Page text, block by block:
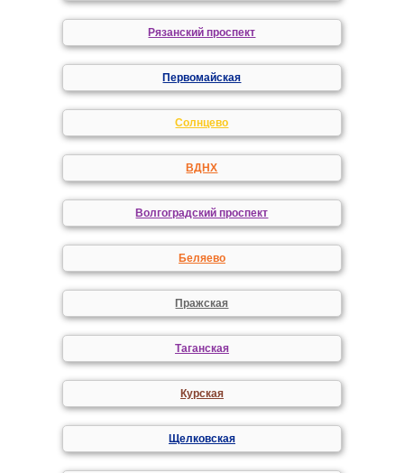
Рязанский проспект
Первомайская
Солнцево
ВДНХ
Волгоградский проспект
Беляево
Пражская
Таганская
Курская
Щелковская